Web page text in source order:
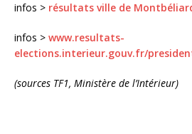
infos > résultats ville de
infos > www.resultats-
elections.interieur.gouv.fr/
(sources TF1, Ministère de l’Intérieur)